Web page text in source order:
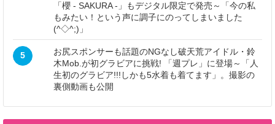
「櫻 - SAKURA -」もデジタル限定で発売～「今の私
もみたい！という声に調子にのってしまいました
(^◇^;)」
5
お尻スポンサーも話題のNGなし破天荒アイドル・鈴
木Mob.が初グラビアに挑戦! 「週プレ」に登場～「人
生初のグラビア!!!しかも5水着も着てます」。撮影の
裏側動画も公開